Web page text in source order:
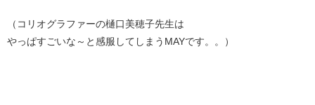
（コリオグラファーの樋口美穂子先生は
やっぱすごいな～と感服してしまうMAYです。。）